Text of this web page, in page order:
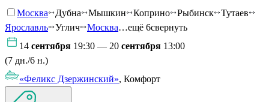
Москва Дубна Мышкин Коприно Рыбинск
Тутаев
Ярославль
Углич Москва…ещё 6свернуть
14 сентября 19:30 — 20 сентября 13:00
(7 дн./6 н.)
«Феликс Дзержинский», Комфорт